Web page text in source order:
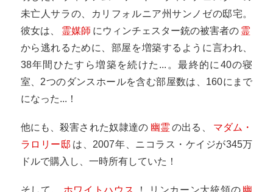
未亡人サラの、カリフォルニア州サンノゼの邸宅。
彼女は、
霊媒師 にウィンチェスター銃の被害者の 霊
から逃れるために、部屋を増築するように言われ、
38年間ひたすら増築を続けた...。最終的に40の寝
室、2つのダンスホールを含む部屋数は、160にまで
になった...！
他にも、殺害された奴隷達の 幽霊 の出る、
マダム・
ラロリー邸 は、2007年、ニコラス・ケイジが345万
ドルで購入し、一時所有していた！